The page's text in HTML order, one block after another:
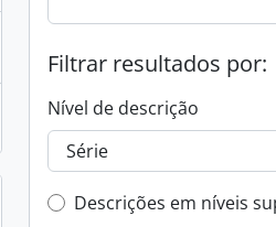
Filtrar resultados por:
Nível de descrição
Filtro de
Descrições em níveis